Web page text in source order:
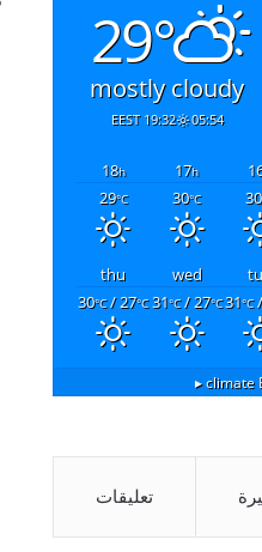
29°
mostly cloudy
05:54
19:32 EEST
17h
18h
30
30°C
29°C
wed
thu
31°C/
31°C/ 27°C
30°C/ 27°C
تعليقات